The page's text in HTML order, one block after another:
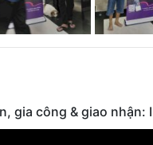
gia công & giao nhận: